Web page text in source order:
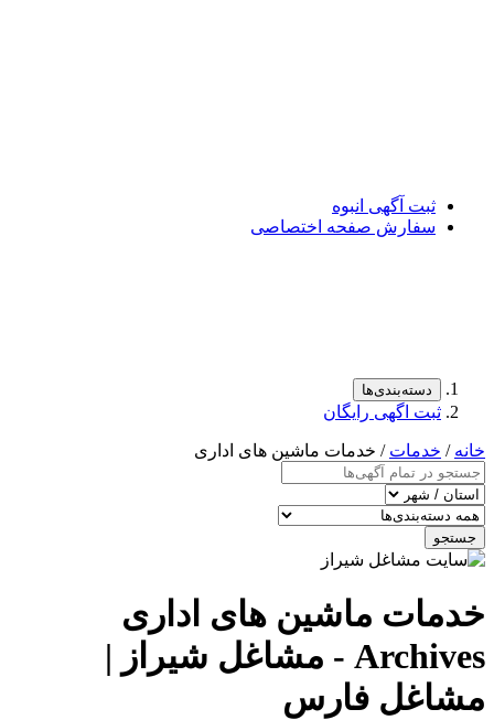
ثبت آگهی انبوه
سفارش صفحه اختصاصی
دسته‌بندی‌ها
ثبت اگهی رایگان
خانه / خدمات / خدمات ماشین های اداری
جستجو
خدمات ماشین های اداری
Archives - مشاغل شیراز |
مشاغل فارس